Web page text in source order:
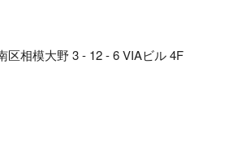
直送的日南雞、九州黑豬、真鯖魚、現撈
煮的湯底將嚴選牛腸的鮮味與鍋內蔬菜的
区相模大野 3 - 12 - 6 VIAビル 4F